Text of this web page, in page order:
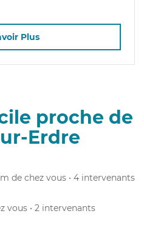
Plus
proche de
Erdre
de chez vous • 4 intervenants
vous • 2 intervenants